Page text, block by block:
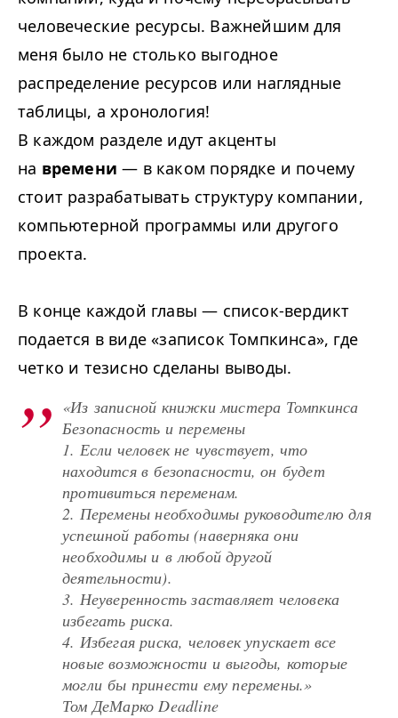
человеческие ресурсы. Важнейшим для
меня было не столько выгодное
распределение ресурсов или наглядные
таблицы, а хронология!
В каждом разделе идут акценты
на времени— в каком порядке и почему
стоит разрабатывать структуру компании,
компьютерной программы или другого
проекта.
В конце каждой главы — список-вердикт
подается в виде «записок Томпкинса», где
четко и тезисно сделаны выводы.
«Из записной книжки мистера Томпкинса
Безопасность и перемены
1. Если человек не чувствует, что
находится в безопасности, он будет
противиться переменам.
2. Перемены необходимы руководителю для
успешной работы (наверняка они
необходимы и в любой другой
деятельности).
3. Неуверенность заставляет человека
избегать риска.
4. Избегая риска, человек упускает все
новые возможности и выгоды, которые
могли бы принести ему перемены.»
Том ДеМарко Deadline